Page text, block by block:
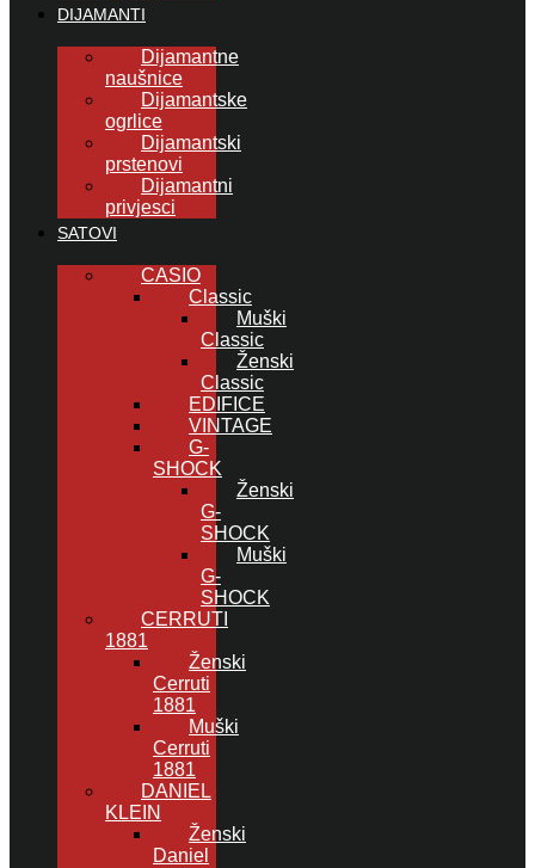
DIJAMANTI
Dijamantne
naušnice
Dijamantske
ogrlice
Dijamantski
prstenovi
Dijamantni
privjesci
SATOVI
CASIO
Classic
Muški
Classic
Ženski
Classic
EDIFICE
VINTAGE
G-
SHOCK
Ženski
G-
SHOCK
Muški
G-
SHOCK
CERRUTI
1881
Ženski
Cerruti
1881
Muški
Cerruti
1881
DANIEL
KLEIN
Ženski
Daniel